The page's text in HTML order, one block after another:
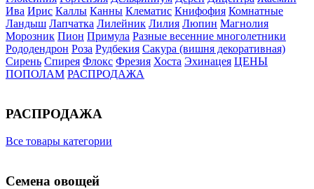
Ива Ирис Каллы Канны Клематис Книфофия Комнатные
Ландыш Лапчатка Лилейник Лилия Люпин Магнолия
Морозник Пион Примула Разные весенние многолетники
Рододендрон Роза Рудбекия Сакура (вишня декоративная)
Сирень Спирея Флокс Фрезия Хоста Эхинацея ЦЕНЫ
ПОПОЛАМ РАСПРОДАЖА
РАСПРОДАЖА
Все товары категории
Семена овощей